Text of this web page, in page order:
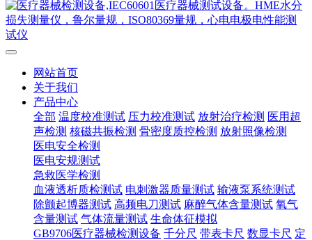
网站首页
关于我们
产品中心
全部 温度校准测试 压力校准测试 放射治疗检测 医用超
声检测 核磁共振检测 骨密度质控检测 放射照像检测
医电安全检测
医电安规测试
急救医学检测
血液透析质检测试 电刺激器质量测试 输液泵系统测试
除颤起博器测试 高频电刀测试 麻醉气体含量测试 氧气
含量测试 气体流量测试 生命体征模拟
GB9706医疗器械检测设备 千分尺 带表卡尺 数显卡尺 定